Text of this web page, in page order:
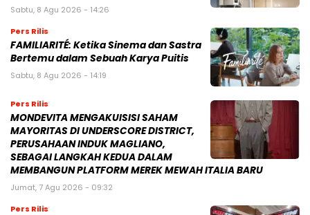
Sabtu, 8 Agu 2026 - 14:26
Pers Rilis
FAMILIARITÉ: Ketika Sinema dan Sastra
Bertemu dalam Sebuah Karya Puitis
Sabtu, 8 Agu 2026 - 14:19
Pers Rilis
MONDEVITA MENGAKUISISI SAHAM
MAYORITAS DI UNDERSCORE DISTRICT,
PERUSAHAAN INDUK MAGLIANO,
SEBAGAI LANGKAH KEDUA DALAM
MEMBANGUN PLATFORM MEREK MEWAH ITALIA BARU
Jumat, 7 Agu 2026 - 09:32
Pers Rilis